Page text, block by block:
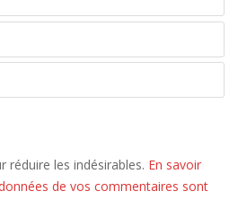
réduire les indésirables. En savoir
de vos commentaires sont